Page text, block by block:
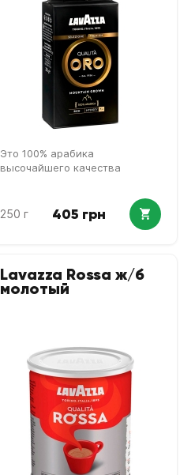
Это 100% арабика
высочайшего качества
250 г 405 грн
Lavazza Rossa ж/б
молотый